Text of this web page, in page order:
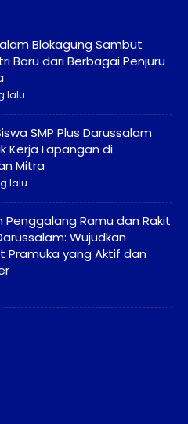
Blokagung Sambut
Baru dari Berbagai Penjuru
lalu
SMP Plus Darussalam
Kerja Lapangan di
Mitra
lalu
Penggalang Ramu dan Rakit
Wujudkan
Pramuka yang Aktif dan